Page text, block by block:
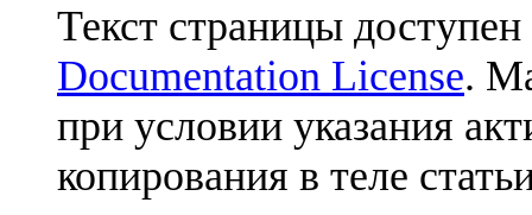
Текст страницы
Documentation License.
при условии указания
копирования в теле